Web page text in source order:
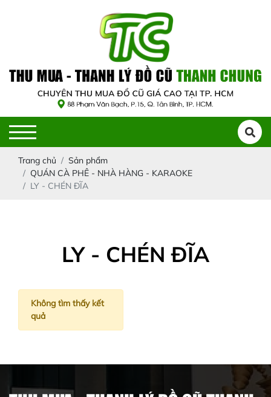
Trang chủ
Sản phẩm
QUÁN CÀ PHÊ - NHÀ HÀNG - KARAOKE
LY - CHÉN ĐĨA
LY - CHÉN ĐĨA
Không tìm thấy kết
quả